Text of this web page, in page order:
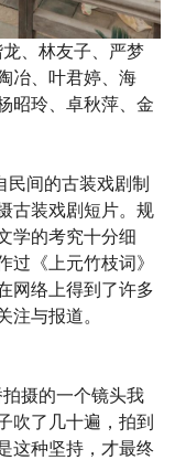
、林友子、严梦
冶、叶君婷、海
昭玲、卓秋萍、金
民间的古装戏剧制
古装戏剧短片。规
学的考究十分细
过《上元竹枝词》
网络上得到了许多
注与报道。
摄的一个镜头我
吹了几十遍，拍到
这种坚持，才最终